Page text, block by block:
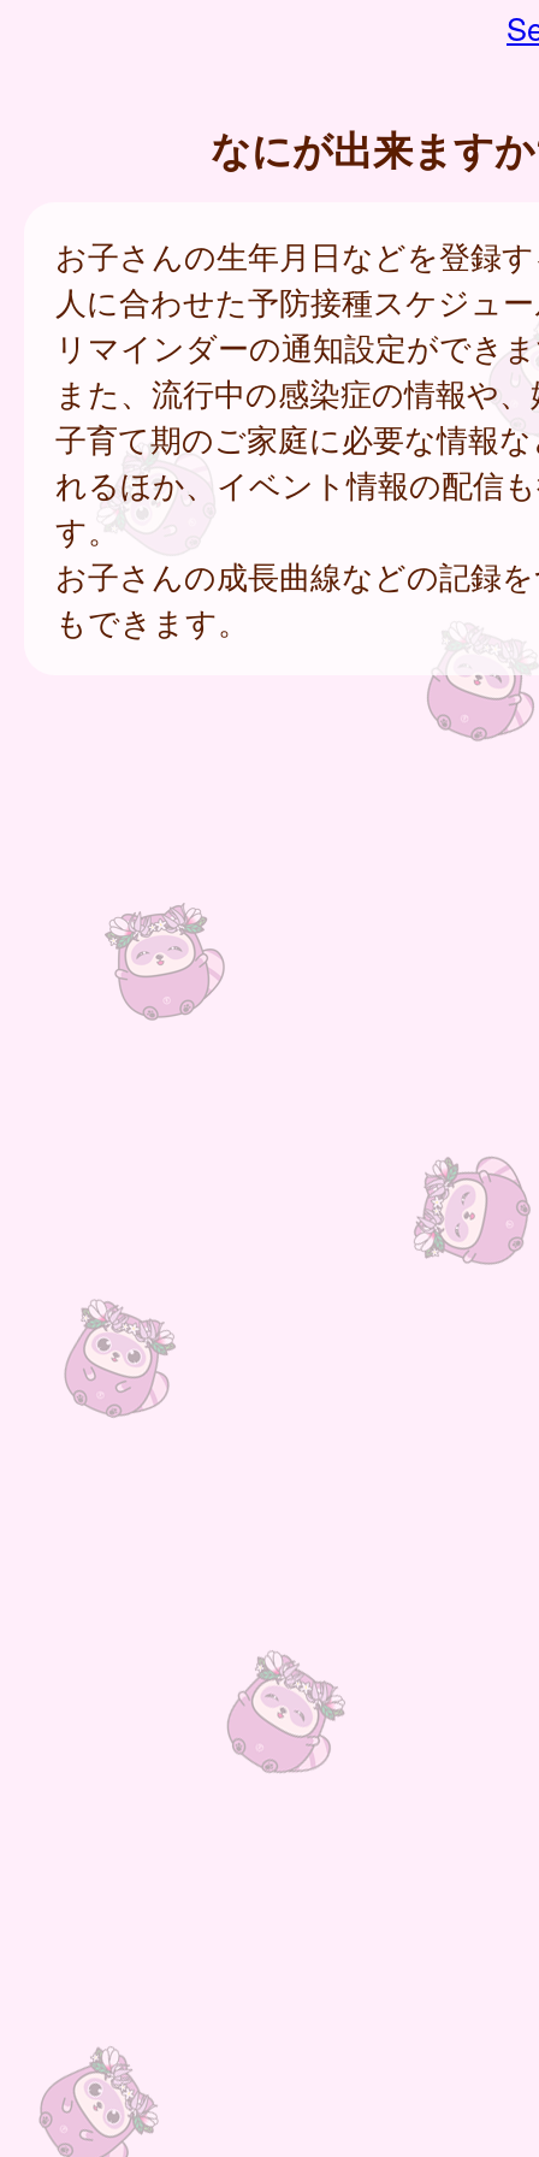
なにが出来ます
お子さんの生年月日などを登録
人に合わせた予防接種スケジュ
リマインダーの通知設定ができ
また、流行中の感染症の情報や
子育て期のご家庭に必要な情報
れるほか、イベント情報の配信
す。
お子さんの成長曲線などの記録
もできます。